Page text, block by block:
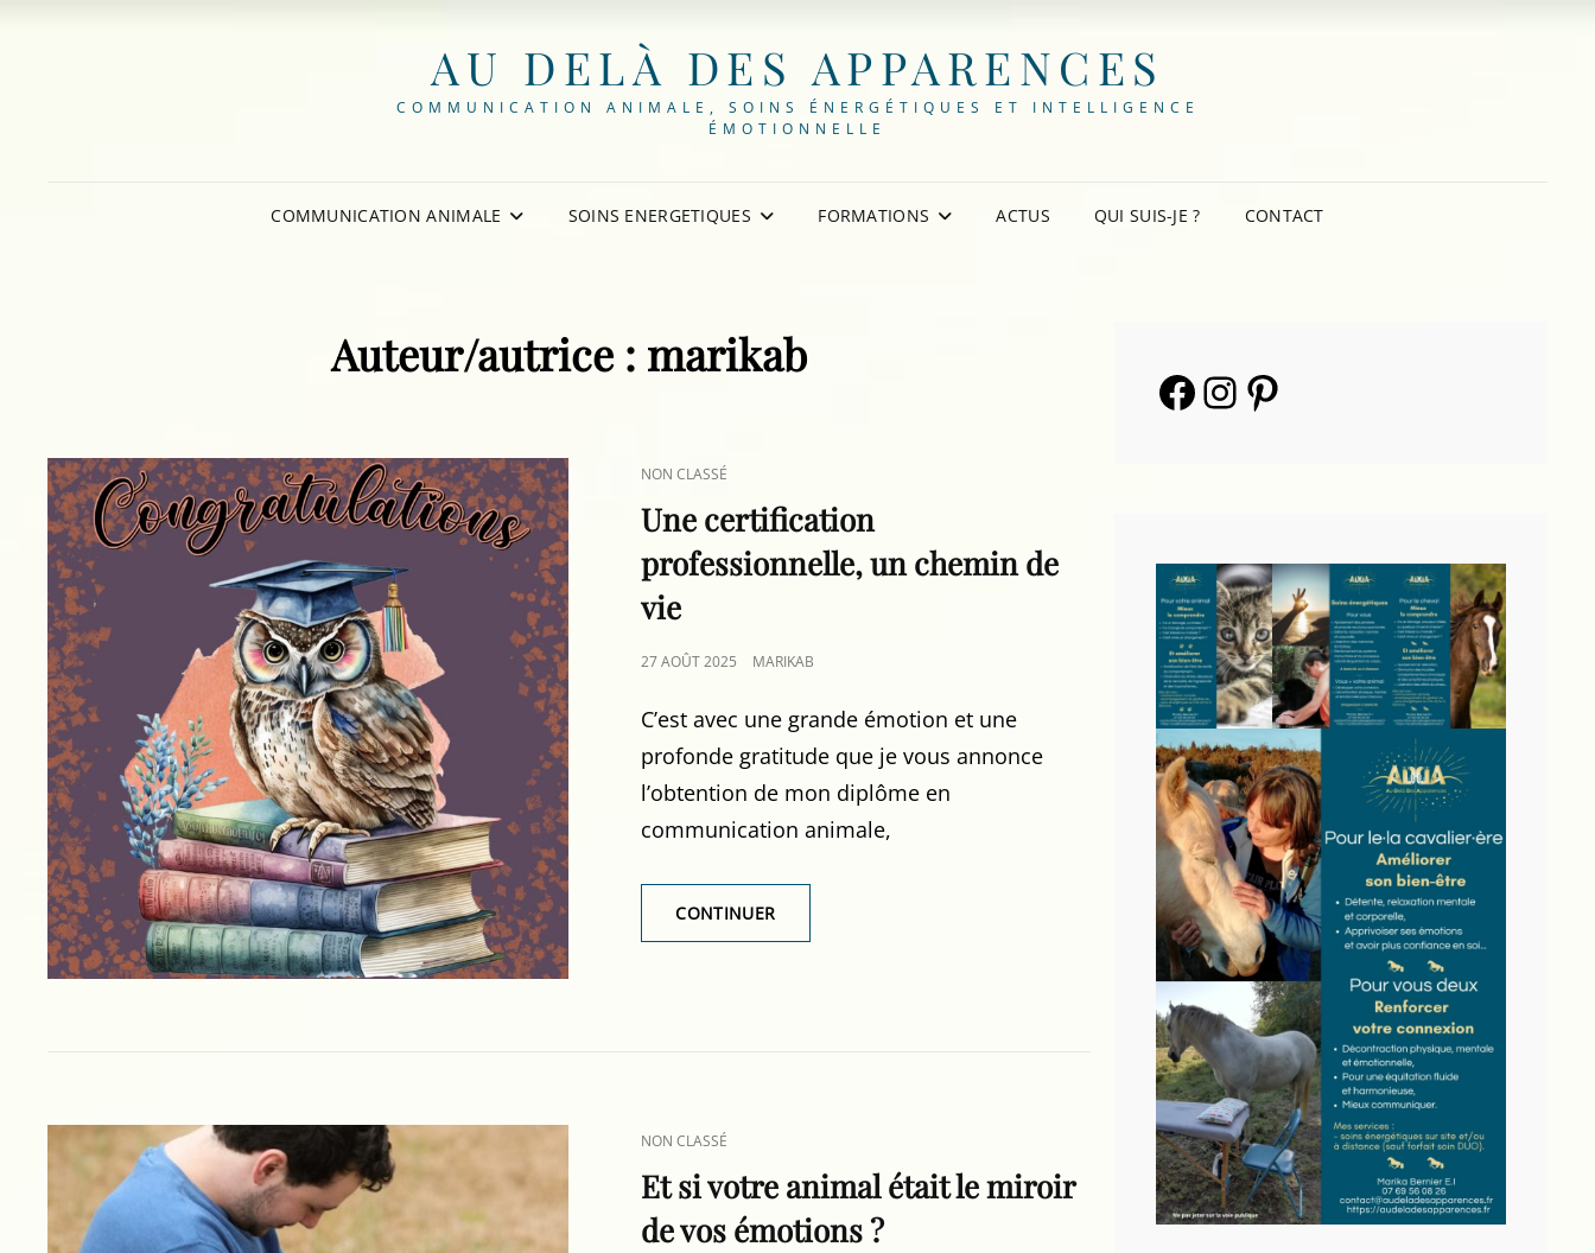
AU DELÀ DES APPARENCES
COMMUNICATION ANIMALE, SOINS ÉNERGÉTIQUES ET INTELLIGENCE
ÉMOTIONNELLE
COMMUNICATION ANIMALE SOINS ENERGETIQUES FORMATIONS ACTUS QUI SUIS-JE ? CONTACT
Auteur/autrice : marikab
CAT
LINKS
NON CLASSÉ
Une certification
professionnelle, un chemin de
vie
POSTED
27 AOÛT 2025 MARIKAB
C’est avec une grande émotion et une
profonde gratitude que je vous annonce
l’obtention de mon diplôme en
communication animale,
CONTINUERUNE
CERTIFICATION
CAT
LINKS
NON CLASSÉ
Et si votre animal était le miroir
de vos émotions ?
Facebook
Instagram
Pinterest